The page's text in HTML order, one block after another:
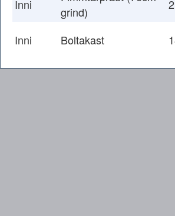
Inni
grind)
Inni Boltakast